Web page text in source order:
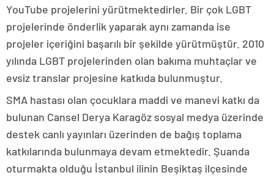
YouTube projelerini yürütmektedirler. Bir çok LGBT
projelerinde önderlik yaparak aynı zamanda ise
projeler içeriğini başarılı bir şekilde yürütmüştür. 2010
yılında LGBT projelerinden olan bakıma muhtaçlar ve
evsiz translar projesine katkıda bulunmuştur.
SMA hastası olan çocuklara maddi ve manevi katkı da
bulunan Cansel Derya Karagöz sosyal medya üzerinde
destek canlı yayınları üzerinden de bağış toplama
katkılarında bulunmaya devam etmektedir. Şuanda
oturmakta olduğu İstanbul ilinin Beşiktaş ilçesinde